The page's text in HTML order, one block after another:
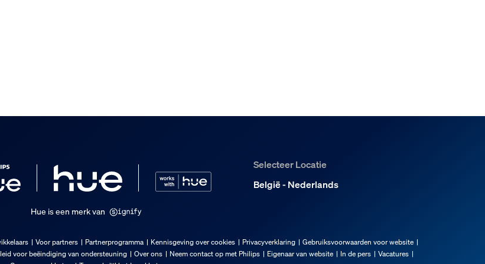
Selecteer Locatie
België - Nederlands
Hue is een merk van
Voor partners Partnerprogramma Kennisgeving over cookies Privacyverklaring
Gebruiksvoorwaarden voor website
voor beëindiging van ondersteuning Over ons Neem contact op met Philips Eigenaar van website In de pers
Vacatures